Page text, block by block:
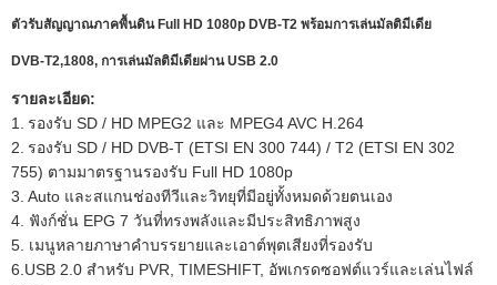
ตัวรับสัญญาณภาคพื้นดิน Full HD 1080p DVB-T2 พร้อมการเล่นมัลติมีเดีย
DVB-T2,1808, การเล่นมัลติมีเดียผ่าน USB 2.0
รายละเอียด:
1.
รองรับ SD / HD MPEG2 และ MPEG4 AVC H.264
2. รองรับ SD / HD DVB-T (ETSI EN 300 744) / T2 (ETSI EN 302
755) ตามมาตรฐานรองรับ Full HD 1080p
3. Auto และสแกนช่องทีวีและวิทยุที่มีอยู่ทั้งหมดด้วยตนเอง
4. ฟังก์ชั่น EPG 7 วันที่ทรงพลังและมีประสิทธิภาพสูง
5. เมนูหลายภาษาคำบรรยายและเอาต์พุตเสียงที่รองรับ
6.USB 2.0 สำหรับ PVR, TIMESHIFT, อัพเกรดซอฟต์แวร์และเล่นไฟล์